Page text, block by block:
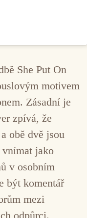
She Put On
motivem
Zásadní je
zpívá, že
obě dvě jsou
vnímat jako
v osobním
být komentář
mezi
odpůrci.